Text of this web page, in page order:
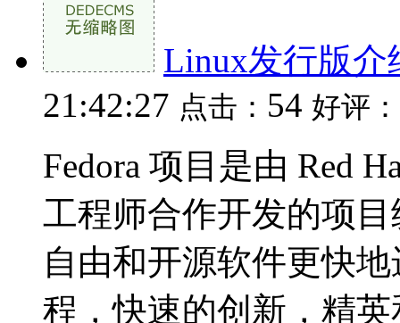
Linux发行版介
21:42:27 点击： 54 好评：
Fedora 项目是由 Red
工程师合作开发的项
自由和开源软件更快
程，快速的创新，精